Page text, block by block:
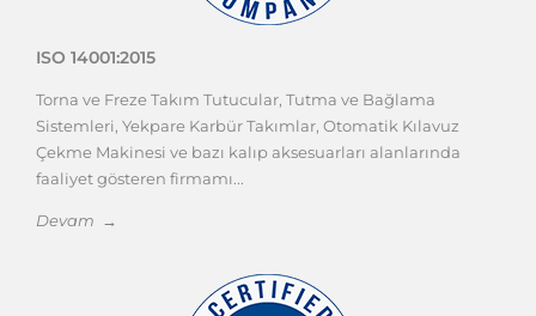
ISO 14001:2015
Torna ve Freze Takım Tutucular, Tutma ve Bağlama
Sistemleri, Yekpare Karbür Takımlar, Otomatik Kılavuz
Çekme Makinesi ve bazı kalıp aksesuarları alanlarında
faaliyet gösteren firmamı...
Devam →